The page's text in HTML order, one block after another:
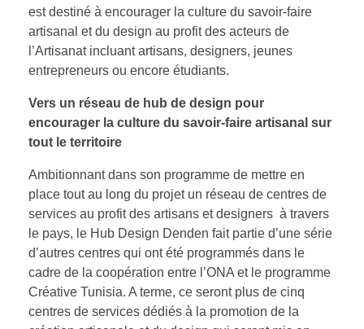
est destiné à encourager la culture du savoir-faire
artisanal et du design au profit des acteurs de
l’Artisanat incluant artisans, designers, jeunes
entrepreneurs ou encore étudiants.
Vers un réseau de hub de design pour
encourager la culture du savoir-faire artisanal sur
tout le territoire
Ambitionnant dans son programme de mettre en
place tout au long du projet un réseau de centres de
services au profit des artisans et designers à travers
le pays, le Hub Design Denden fait partie d’une série
d’autres centres qui ont été programmés dans le
cadre de la coopération entre l’ONA et le programme
Créative Tunisia. A terme, ce seront plus de cinq
centres de services dédiés à la promotion de la